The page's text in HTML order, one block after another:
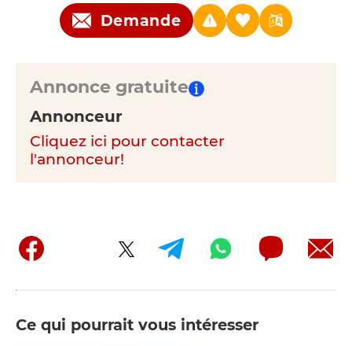
Demande
Annonce gratuite
Annonceur
Cliquez ici pour contacter
l'annonceur!
Ce qui pourrait vous intéresser